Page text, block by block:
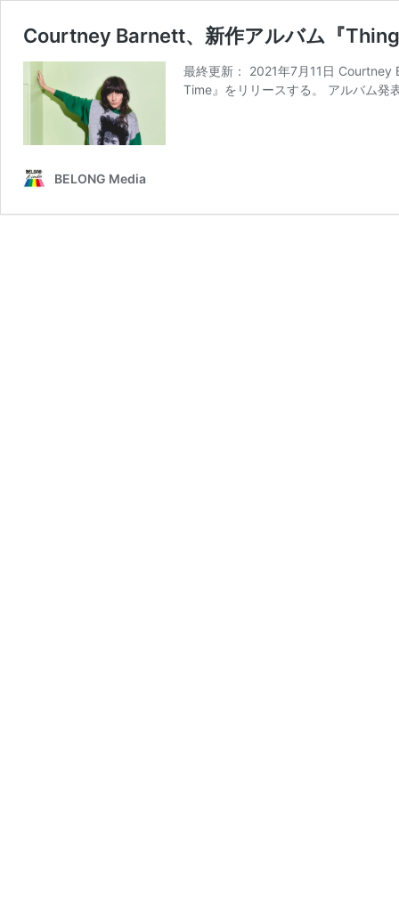
Courtney Barnett、新作アルバム『
最終更新： 2021年7月11日
Time』をリリースする。 アルバム
BELONG Media